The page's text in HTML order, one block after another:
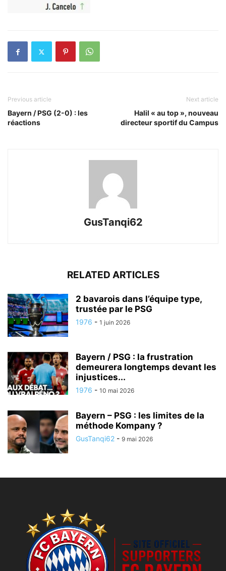
Previous article
Bayern / PSG (2-0) : les
réactions
Next article
Halil « au top », nouveau
directeur sportif du Campus
GusTanqi62
RELATED ARTICLES
2 bavarois dans l’équipe type,
trustée par le PSG
1976 - 1 juin 2026
Bayern / PSG : la frustration
demeurera longtemps devant les
injustices...
1976 - 10 mai 2026
Bayern – PSG : les limites de la
méthode Kompany ?
GusTanqi62 - 9 mai 2026